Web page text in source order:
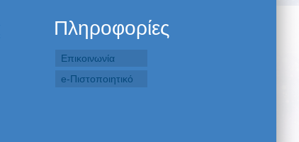
Πληροφορίες
Επικοινωνία
e-Πιστοποιητικό